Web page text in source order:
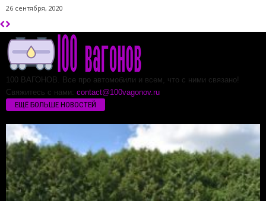
26 сентября, 2020
100 ВАГОНОВ. Все про автомобили и всем, что с ними связано!
Свяжитесь с нами: contact@100vagonov.ru
ЕЩЁ БОЛЬШЕ НОВОСТЕЙ